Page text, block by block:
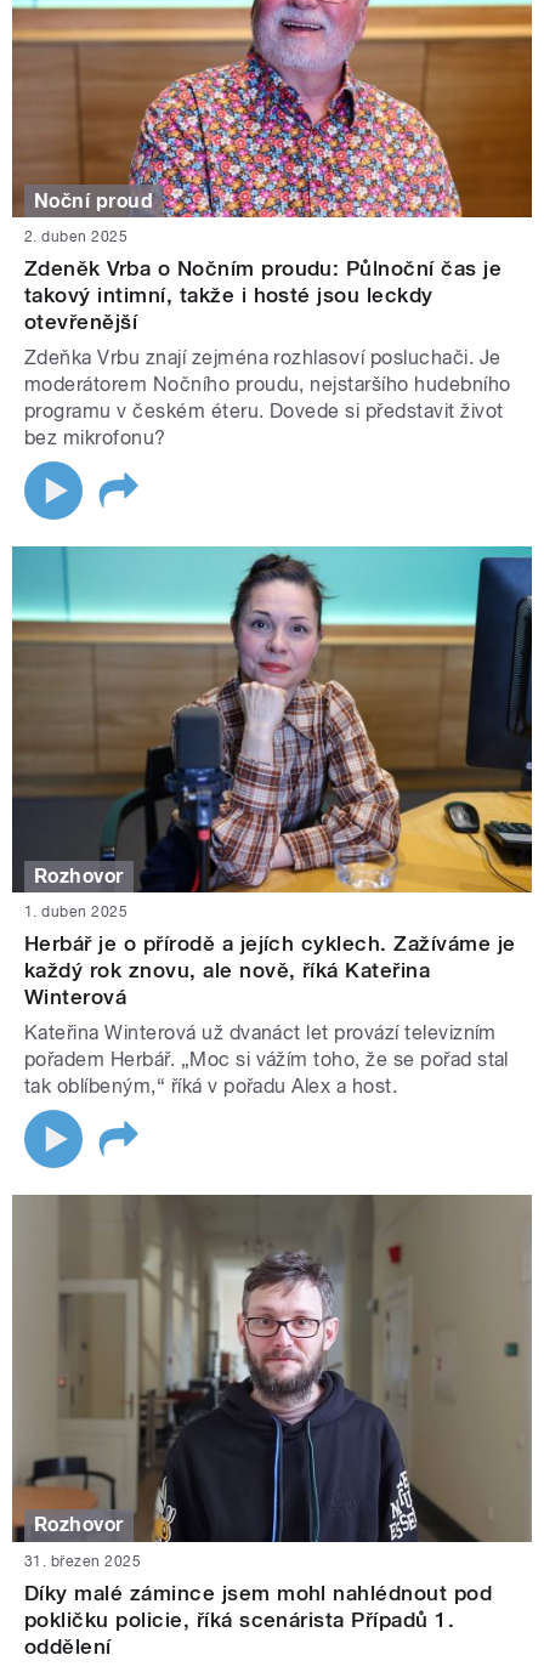
Noční proud
2. duben 2025
Zdeněk Vrba o Nočním proudu: Půlnoční čas je
takový intimní, takže i hosté jsou leckdy
otevřenější
Zdeňka Vrbu znají zejména rozhlasoví posluchači. Je
moderátorem Nočního proudu, nejstaršího hudebního
programu v českém éteru. Dovede si představit život
bez mikrofonu?
Rozhovor
1. duben 2025
Herbář je o přírodě a jejích cyklech. Zažíváme je
každý rok znovu, ale nově, říká Kateřina
Winterová
Kateřina Winterová už dvanáct let provází televizním
pořadem Herbář. „Moc si vážím toho, že se pořad stal
tak oblíbeným,“ říká v pořadu Alex a host.
Rozhovor
31. březen 2025
Díky malé zámince jsem mohl nahlédnout pod
pokličku policie, říká scenárista Případů 1.
oddělení